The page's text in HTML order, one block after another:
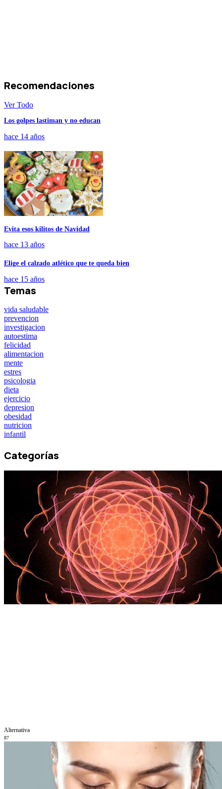
Recomendaciones
Ver Todo
Los golpes lastiman y no educan
hace 14 años
Evita esos kilitos de Navidad
hace 13 años
Elige el calzado atlético que te queda bien
hace 15 años
Temas
vida saludable
prevencion
investigacion
autoestima
felicidad
alimentacion
mente
estres
psicologia
dieta
ejercicio
depresion
obesidad
nutricion
infantil
Categorías
Alternativa
87